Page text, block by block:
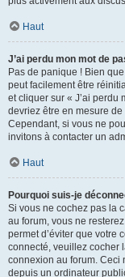
Haut
J’ai perdu mon mot de
Pas de panique ! Bien
peut facilement être
et cliquer sur « J’ai perdu
devriez être en mesure
Cependant, si vous ne
invitons à contacter un
Haut
Pourquoi suis-je
Si vous ne cochez pas la
au forum, vous ne
permet d’éviter que votre
connecté, veuillez cocher
connexion au forum. Ceci
depuis un ordinateur